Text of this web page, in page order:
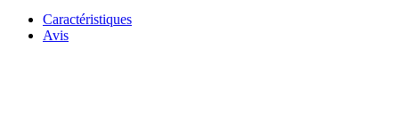
Caractéristiques
Avis